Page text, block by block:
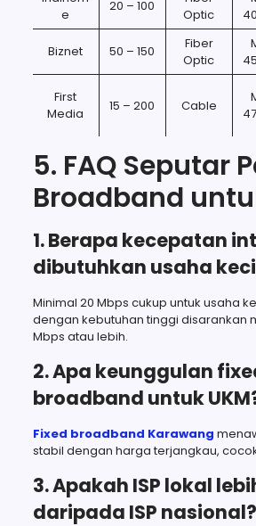
e
20 – 100
Optic
Biznet 50 – 150
Fiber
Optic
First
Media
15 – 200 Cable
5. FAQ Seputar
Broadband
1. Berapa kecepatan
dibutuhkan usaha
Minimal 20 Mbps cukup untuk usaha
dengan kebutuhan tinggi disarankan
Mbps atau lebih.
2. Apa keunggulan
broadband untuk
Fixed broadband Karawang
stabil dengan harga terjangkau,
3. Apakah ISP lokal
daripada ISP nasional?